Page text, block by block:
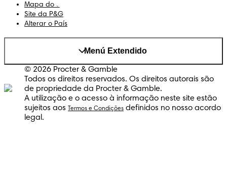
Mapa do Site
Site da P&G
Alterar o País
Menú Extendido
© 2026 Procter & Gamble
Todos os direitos reservados. Os direitos autorais são
de propriedade da Procter & Gamble.
A utilização e o acesso à informação neste site estão
sujeitos aos
Termos e Condições definidos no nosso acordo
legal.